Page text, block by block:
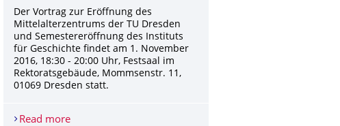
ISRAEL AM 3.11.
Der Vortrag zur Eröffnung des
Mittelalterzentrums der TU Dresden
und Semestereröffnung des Instituts
für Geschichte findet am 1. November
2016, 18:30 - 20:00 Uhr, Festsaal im
Rektoratsgebäude, Mommsenstr. 11,
01069 Dresden statt.
Read moreVortrag zur Eröffnung des Mittelalterzentrums der TU